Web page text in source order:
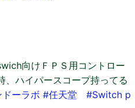
向けＦＰＳ用コントロー
、ハイパースコープ持ってる
ーラボ #任天堂 #Switch p